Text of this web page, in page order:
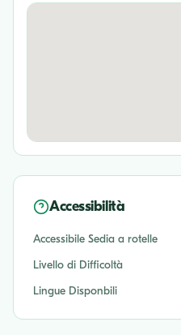
Accessibilità
Accessibile Sedia a rotelle
Livello di Difficoltà
Lingue Disponbili